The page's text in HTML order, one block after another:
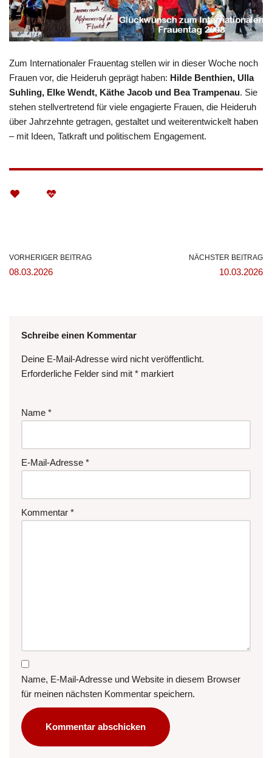
Zum Internationaler Frauentag stellen wir in dieser Woche noch
Frauen vor, die Heideruh geprägt haben: Hilde Benthien, Ulla
Suhling, Elke Wendt, Käthe Jacob und Bea Trampenau. Sie
stehen stellvertretend für viele engagierte Frauen, die Heideruh
über Jahrzehnte getragen, gestaltet und weiterentwickelt haben
– mit Ideen, Tatkraft und politischem Engagement.
VORHERIGER BEITRAG
08.03.2026
NÄCHSTER BEITRAG
10.03.2026
Schreibe einen Kommentar
Deine E-Mail-Adresse wird nicht veröffentlicht.
Erforderliche Felder sind mit * markiert
Name *
E-Mail-Adresse *
Kommentar *
Name, E-Mail-Adresse und Website in diesem Browser
für meinen nächsten Kommentar speichern.